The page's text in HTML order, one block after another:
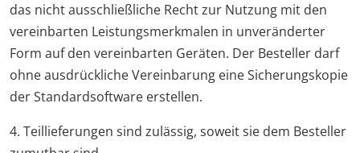
das nicht ausschließliche Recht zur Nutzung mit den
vereinbarten Leistungsmerkmalen in unveränderter
Form auf den vereinbarten Geräten. Der Besteller darf
ohne ausdrückliche Vereinbarung eine Sicherungskopie
der Standardsoftware erstellen.
4. Teillieferungen sind zulässig, soweit sie dem Besteller